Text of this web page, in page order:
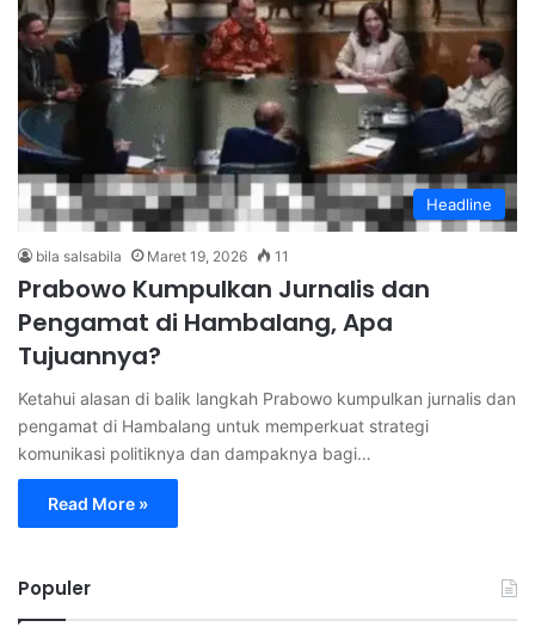
Headline
bila salsabila Maret 19, 2026 11
Prabowo Kumpulkan Jurnalis dan
Pengamat di Hambalang, Apa
Tujuannya?
Ketahui alasan di balik langkah Prabowo kumpulkan jurnalis dan
pengamat di Hambalang untuk memperkuat strategi
komunikasi politiknya dan dampaknya bagi…
Read More »
Populer